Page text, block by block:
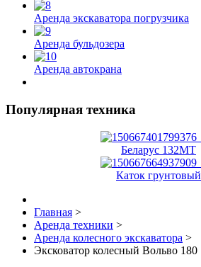
Аренда экскаватора погрузчика
Аренда бульдозера
Аренда автокрана
Популярная техника
Беларус 132MT
Каток грунтовый
Главная >
Аренда техники >
Аренда колесного экскаватора >
Эксковатор колесный Вольво 180